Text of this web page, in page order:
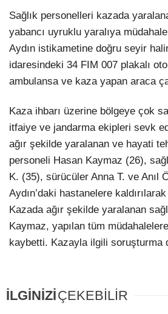
Sağlık personelleri kazada
yabancı uyruklu yaralıya
Aydın istikametine doğru seyir
idaresindeki 34 FIM 007 plakalı
ambulansa ve kaza yapan araca
Kaza ihbarı üzerine bölgeye çok
itfaiye ve jandarma ekipleri sevk
ağır şekilde yaralanan ve hayati
personeli Hasan Kaymaz (26),
K. (35), sürücüler Anna T. ve Anıl
Aydın’daki hastanelere
Kazada ağır şekilde yaralanan
Kaymaz, yapılan tüm
kaybetti. Kazayla ilgili soruşturma
İLGİNİZİÇEKEBİLİR